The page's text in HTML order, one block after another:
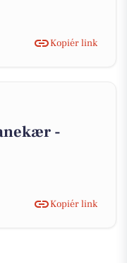
Kopiér link
-
Kopiér link